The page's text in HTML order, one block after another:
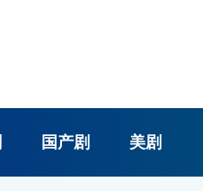
国产剧 美剧